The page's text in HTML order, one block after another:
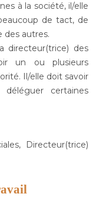
à la société, il/elle
de tact, de
des autres.
directeur(trice) des
un ou plusieurs
Il/elle doit savoir
certaines
Directeur(trice)